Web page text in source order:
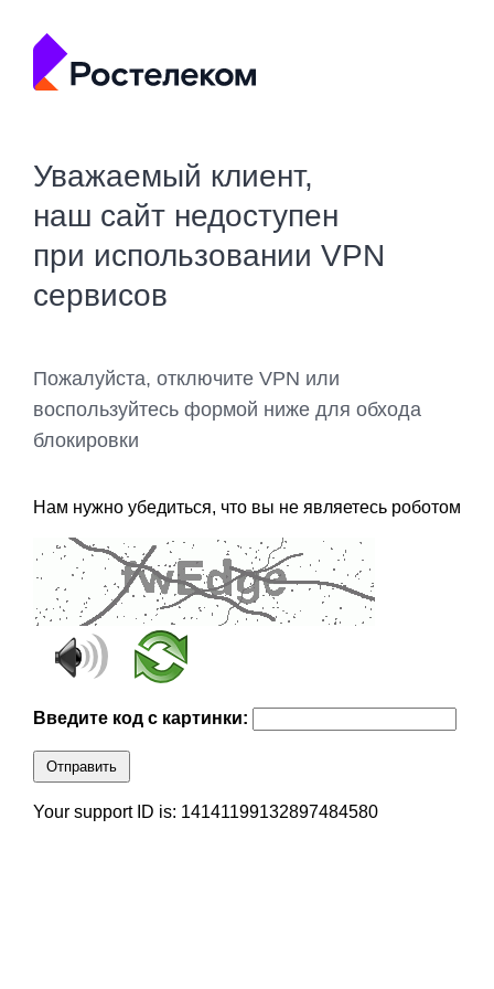
Уважаемый клиент,
наш сайт недоступен
при использовании VPN
сервисов
Пожалуйста, отключите VPN или
воспользуйтесь формой ниже для обхода
блокировки
Нам нужно убедиться, что вы не являетесь роботом
Введите код с картинки:
Отправить
Your support ID is: 14141199132897484580